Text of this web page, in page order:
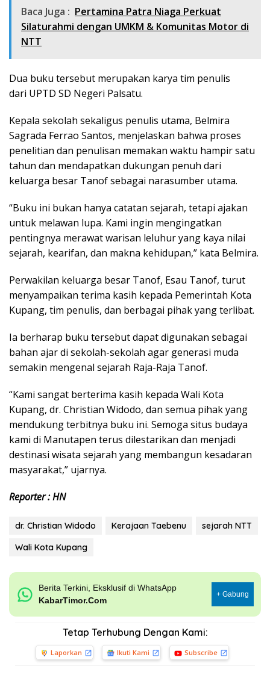
Baca Juga : Pertamina Patra Niaga Perkuat
Silaturahmi dengan UMKM & Komunitas Motor di
NTT
Dua buku tersebut merupakan karya tim penulis
dari UPTD SD Negeri Palsatu.
Kepala sekolah sekaligus penulis utama, Belmira
Sagrada Ferrao Santos, menjelaskan bahwa proses
penelitian dan penulisan memakan waktu hampir satu
tahun dan mendapatkan dukungan penuh dari
keluarga besar Tanof sebagai narasumber utama.
“Buku ini bukan hanya catatan sejarah, tetapi ajakan
untuk melawan lupa. Kami ingin mengingatkan
pentingnya merawat warisan leluhur yang kaya nilai
sejarah, kearifan, dan makna kehidupan,” kata Belmira.
Perwakilan keluarga besar Tanof, Esau Tanof, turut
menyampaikan terima kasih kepada Pemerintah Kota
Kupang, tim penulis, dan berbagai pihak yang terlibat.
Ia berharap buku tersebut dapat digunakan sebagai
bahan ajar di sekolah-sekolah agar generasi muda
semakin mengenal sejarah Raja-Raja Tanof.
“Kami sangat berterima kasih kepada Wali Kota
Kupang, dr. Christian Widodo, dan semua pihak yang
mendukung terbitnya buku ini. Semoga situs budaya
kami di Manutapen terus dilestarikan dan menjadi
destinasi wisata sejarah yang membangun kesadaran
masyarakat,” ujarnya.
Reporter : HN
dr. Christian Widodo Kerajaan Taebenu
sejarah NTT
Wali Kota Kupang
Berita Terkini, Eksklusif di WhatsApp
KabarTimor.Com
+ Gabung
Tetap Terhubung Dengan Kami:
Laporkan Ikuti Kami Subscribe